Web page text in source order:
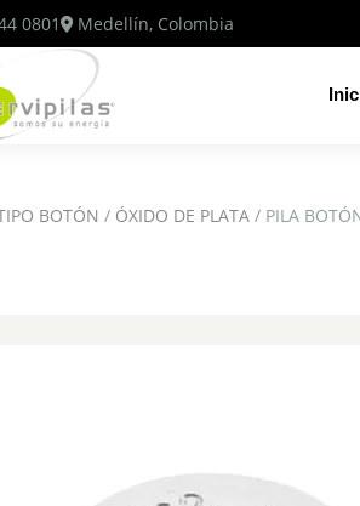
0801 Medellín, Colombia
BOTÓN / ÓXIDO DE PLATA / PILA